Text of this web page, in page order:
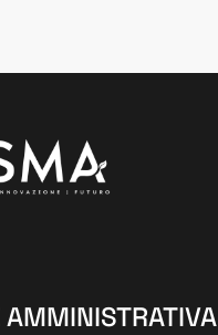
AMMINISTRATIVA